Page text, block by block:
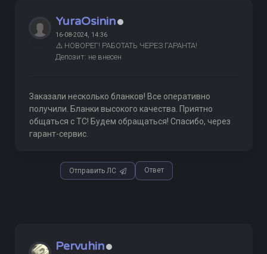
YuraOsinin
16-08-2024, 14:36
⚠️ НОВОРЕГ! РАБОТАТЬ ЧЕРЕЗ ГАРАНТА!
Депозит: не внесен
Заказали несколько бланков! Все оперативно
получили. Бланки высокого качества. Приятно
общаться с ТС! Будем обращаться! Спасибо, через
гарант-сервис.
Отправить ЛС Ответ
Pervuhin